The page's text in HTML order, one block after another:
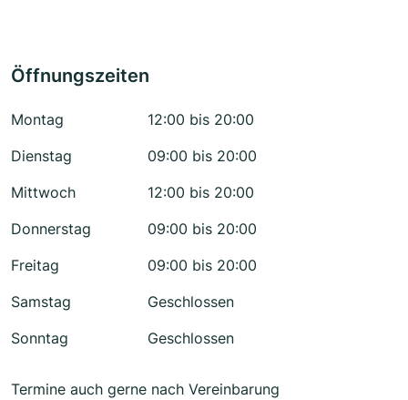
Öffnungszeiten
Montag
12:00 bis 20:00
Dienstag
09:00 bis 20:00
Mittwoch
12:00 bis 20:00
Donnerstag
09:00 bis 20:00
Freitag
09:00 bis 20:00
Samstag
Geschlossen
Sonntag
Geschlossen
Termine auch gerne nach Vereinbarung